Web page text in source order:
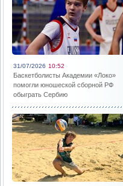
31/07/2026 10:52
Баскетболисты Академии «Локо»
помогли юношеской сборной РФ
обыграть Сербию